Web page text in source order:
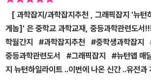
학 박사 세키구치 가즈마사 關口和正 / 일본
학제1부 주임 연구관, 농학 박사 세키자와 아
본 쇼와(昭和) 대학 의학부 산부인과학교실 교
키 하루카즈 鈴木治和 / 일본 이화학연구소 라
반연구센터 기능성게놈해석부문 그룹디렉터,
게놈이 크게 관계된다고 해요게놈은 사람마다
까지 영향을 미칠까요? 게놈이란 무엇인지, 각
설명해주었네요 우리의 개성은 게놈에 숨겨져
한 사람 모두가 다른 개성을 가지고 있는데요얼
격, 지적 능력, 운동 능력, 체질 이러한 모든 특
영향을 받은것인데그 설계도는 DNA라는 분
[ 과학잡지/과학잡지추천 , 그래픽잡지 '뉴턴
게놈]' 은 중학교 과학교재, 중등과학관련도
학월간지 #과학잡지추천 #중학생과학잡지
중등과학관련도서 #그래픽잡지 #뉴턴앱 매
지 뉴턴하일라이트 ..이번에 나온 신간 ..유전과